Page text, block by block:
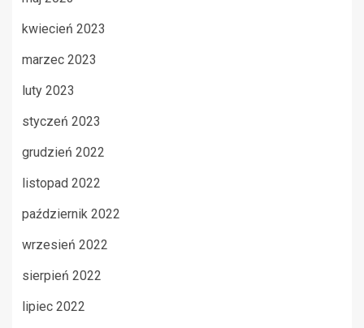
kwiecień 2023
marzec 2023
luty 2023
styczeń 2023
grudzień 2022
listopad 2022
październik 2022
wrzesień 2022
sierpień 2022
lipiec 2022